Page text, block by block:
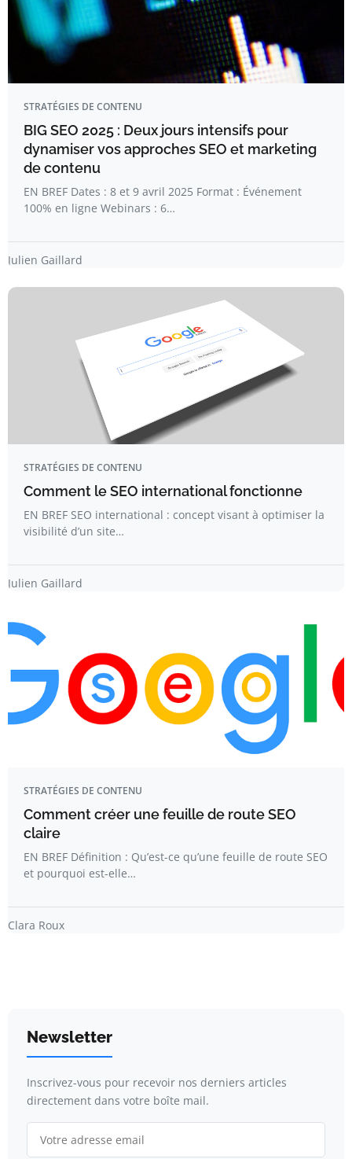
STRATÉGIES DE CONTENU
BIG SEO 2025 : Deux jours intensifs pour
dynamiser vos approches SEO et marketing
de contenu
EN BREF Dates : 8 et 9 avril 2025 Format : Événement
100% en ligne Webinars : 6…
Julien Gaillard
STRATÉGIES DE CONTENU
Comment le SEO international fonctionne
EN BREF SEO international : concept visant à optimiser la
visibilité d’un site…
Julien Gaillard
STRATÉGIES DE CONTENU
Comment créer une feuille de route SEO
claire
EN BREF Définition : Qu’est-ce qu’une feuille de route SEO
et pourquoi est-elle…
Clara Roux
Newsletter
Inscrivez-vous pour recevoir nos derniers articles
directement dans votre boîte mail.